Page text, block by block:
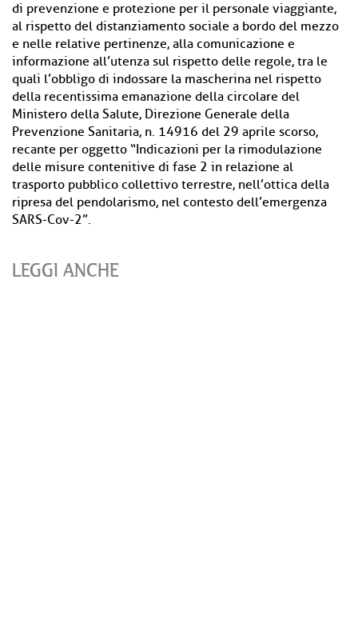
di prevenzione e protezione per il personale viaggiante,
al rispetto del distanziamento sociale a bordo del mezzo
e nelle relative pertinenze, alla comunicazione e
informazione all’utenza sul rispetto delle regole, tra le
quali l’obbligo di indossare la mascherina nel rispetto
della recentissima emanazione della circolare del
Ministero della Salute, Direzione Generale della
Prevenzione Sanitaria, n. 14916 del 29 aprile scorso,
recante per oggetto “Indicazioni per la rimodulazione
delle misure contenitive di fase 2 in relazione al
trasporto pubblico collettivo terrestre, nell’ottica della
ripresa del pendolarismo, nel contesto dell’emergenza
SARS-Cov-2”.
LEGGI ANCHE